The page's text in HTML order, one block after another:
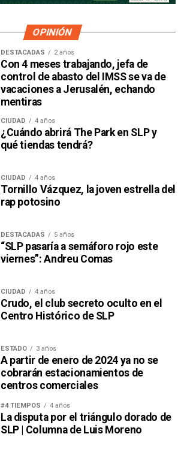
OPINIÓN
DESTACADAS 2 años
Con 4 meses trabajando, jefa de
control de abasto del IMSS se va de
vacaciones a Jerusalén, echando
mentiras
CIUDAD 4 años
¿Cuándo abrirá The Park en SLP y
qué tiendas tendrá?
CIUDAD 4 años
Tornillo Vázquez, la joven estrella del
rap potosino
DESTACADAS 5 años
“SLP pasaría a semáforo rojo este
viernes”: Andreu Comas
CIUDAD 4 años
Crudo, el club secreto oculto en el
Centro Histórico de SLP
ESTADO 3 años
A partir de enero de 2024 ya no se
cobrarán estacionamientos de
centros comerciales
#4 TIEMPOS 4 años
La disputa por el triángulo dorado de
SLP | Columna de Luis Moreno